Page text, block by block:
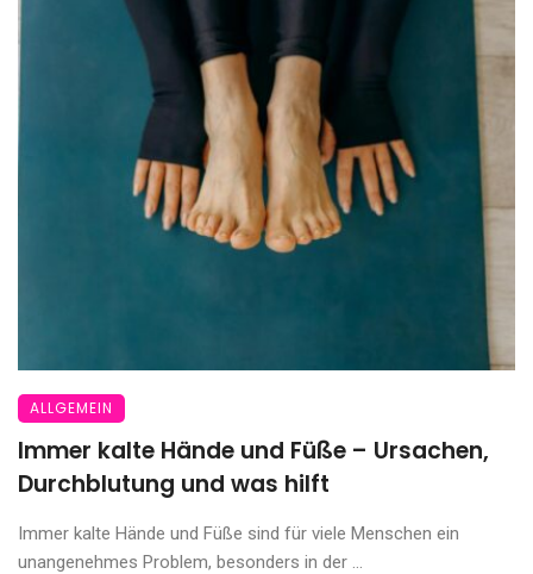
ALLGEMEIN
Immer kalte Hände und Füße – Ursachen,
Durchblutung und was hilft
Immer kalte Hände und Füße sind für viele Menschen ein
unangenehmes Problem, besonders in der ...